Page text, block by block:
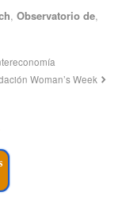
,Observatorio de,
Woman’s Week